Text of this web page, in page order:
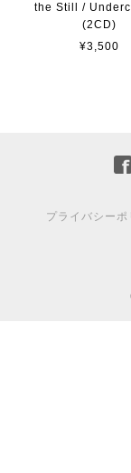
the Still /
(2CD)
¥3,500
プライバシーポ